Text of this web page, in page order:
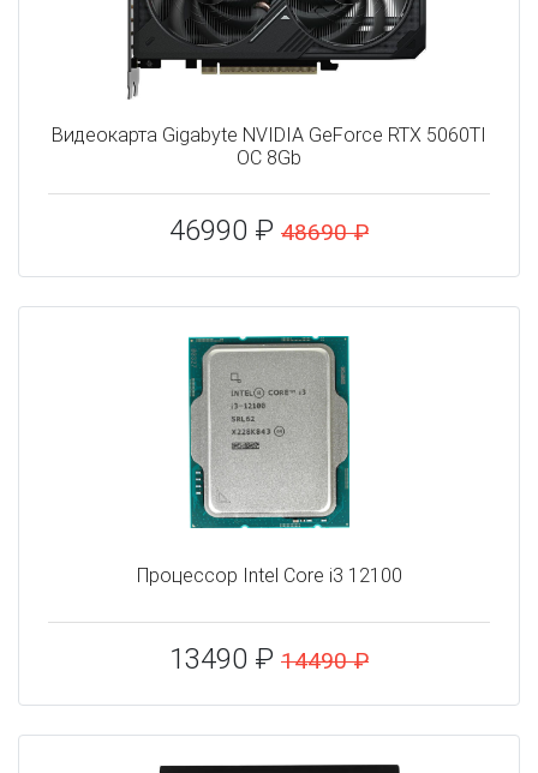
Видеокарта Gigabyte NVIDIA GeForce RTX 5060TI
OC 8Gb
46990 ₽ 48690 ₽
Процессор Intel Core i3 12100
13490 ₽ 14490 ₽